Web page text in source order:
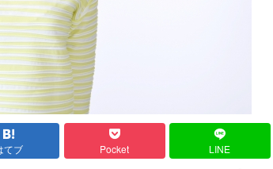
てブ Pocket LINE